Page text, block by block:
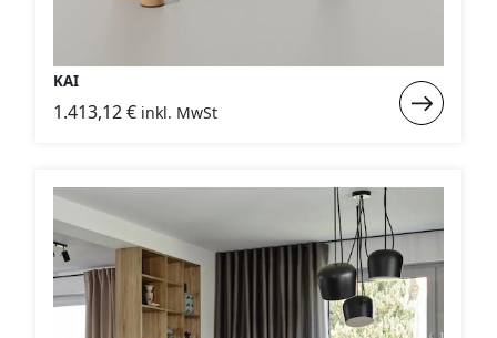
KAI
1.413,12€ inkl. MwSt
: